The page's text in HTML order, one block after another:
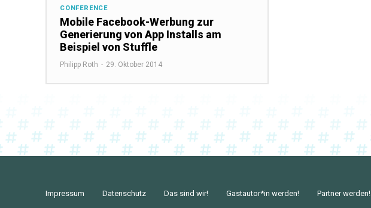
CONFERENCE
Mobile Facebook-Werbung zur
Generierung von App Installs am
Beispiel von Stuffle
Philipp Roth - 29. Oktober 2014
Impressum Datenschutz Das sind wir! Gastautor*in werden! Partner werden!